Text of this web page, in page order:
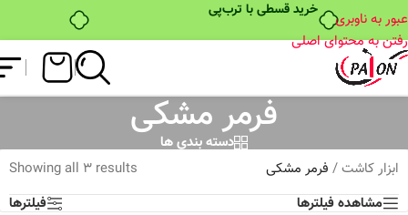
خرید قسطی با ترب‌پی
عبور به ناوبری
رفتن به محتوای اصلی
فرمر مشکی
دسته بندی ها
ابزار کاشت/ فرمر مشکی
Showing all 3 results
مشاهده فیلترها
فیلترها